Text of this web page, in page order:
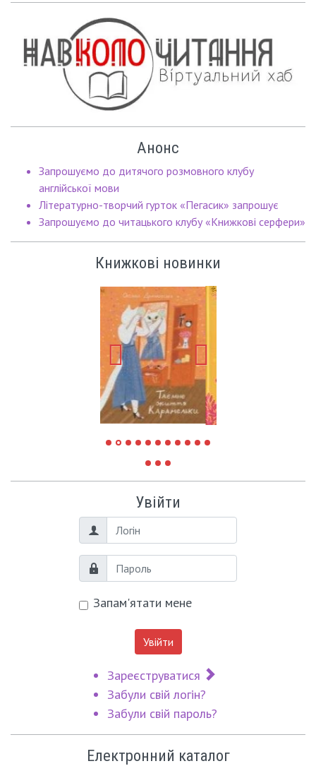
Анонс
Запрошуємо до дитячого розмовного клубу
англійської мови
Літературно-творчий гурток «Пегасик» запрошує
Запрошуємо до читацького клубу «Книжкові серфери»
Книжкові новинки
Увійти
Логін
Пароль
Запам'ятати мене
Увійти
Зареєструватися
Забули свій логін?
Забули свій пароль?
Електронний каталог